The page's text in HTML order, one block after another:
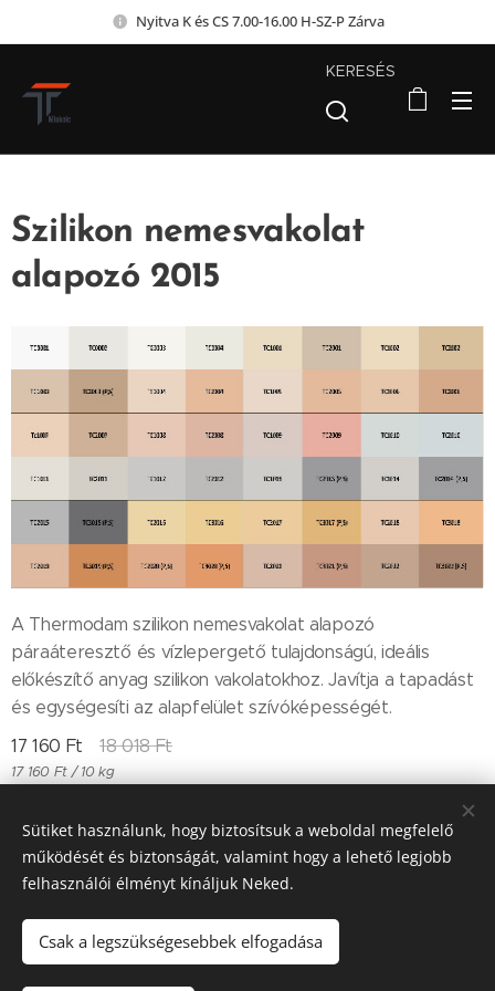
Nyitva K és CS 7.00-16.00 H-SZ-P Zárva
KERESÉS
Szilikon nemesvakolat
alapozó 2015
A Thermodam szilikon nemesvakolat alapozó
páraáteresztő és vízlepergető tulajdonságú, ideális
előkészítő anyag szilikon vakolatokhoz. Javítja a tapadást
és egységesíti az alapfelület szívóképességét.
17 160 Ft 18 018Ft
17 160 Ft / 10 kg
Till "96" Kft Adószán: 11385497-2-05
Sütiket használunk, hogy biztosítsuk a weboldal megfelelő
működését és biztonságát, valamint hogy a lehető legjobb
felhasználói élményt kínáljuk Neked.
Csak a legszükségesebbek elfogadása